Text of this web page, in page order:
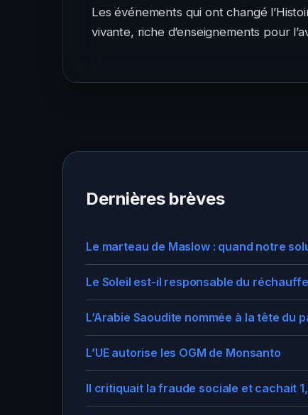
Les événements qui ont changé
vivante, riche d’enseignements pour
Dernières brèves
Le marteau de Maslow : quand notre
Le Soleil est-il responsable du
L’Arabie Saoudite nommée à la tête du
L’UE autorise les OGM de Monsanto
Il critiquait la fraude sociale et cachait